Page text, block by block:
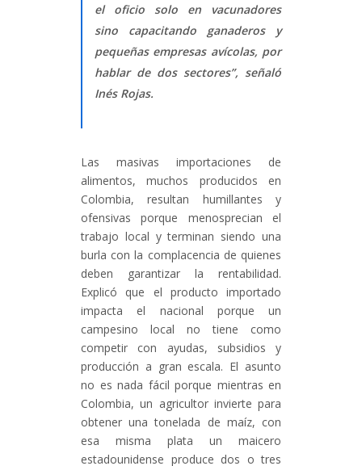
el oficio solo en vacunadores
sino capacitando ganaderos y
pequeñas empresas avícolas, por
hablar de dos sectores”, señaló
Inés Rojas.
Las masivas importaciones de
alimentos, muchos producidos en
Colombia, resultan humillantes y
ofensivas porque menosprecian el
trabajo local y terminan siendo una
burla con la complacencia de quienes
deben garantizar la rentabilidad.
Explicó que el producto importado
impacta el nacional porque un
campesino local no tiene como
competir con ayudas, subsidios y
producción a gran escala. El asunto
no es nada fácil porque mientras en
Colombia, un agricultor invierte para
obtener una tonelada de maíz, con
esa misma plata un maicero
estadounidense produce dos o tres